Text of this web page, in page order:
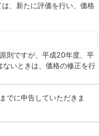
、新たに評価を行い、価格
則ですが、平成20年度、平
いときは、価格の修正を行
でに申告していただきま